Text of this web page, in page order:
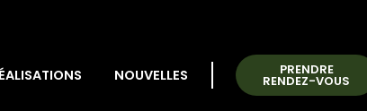
NOUVELLES PRENDRE
RENDEZ-VOUS